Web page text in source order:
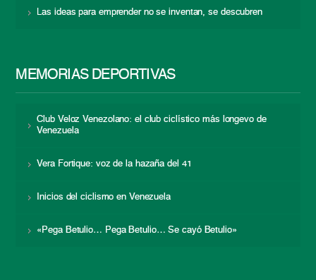
Las ideas para emprender no se inventan, se descubren
MEMORIAS DEPORTIVAS
Club Veloz Venezolano: el club ciclístico más longevo de
Venezuela
Vera Fortique: voz de la hazaña del 41
Inicios del ciclismo en Venezuela
«Pega Betulio… Pega Betulio… Se cayó Betulio»